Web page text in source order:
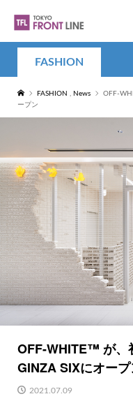
FASHION
FASHION , News
OFF-
ープン
OFF-WHITE™️ が、
GINZA SIXにオー
2021.07.09